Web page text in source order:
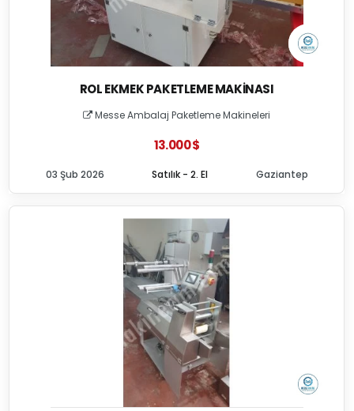
ROL EKMEK PAKETLEME MAKINASI
Messe Ambalaj Paketleme Makineleri
13.000 $
Satılık - 2. El
03 Şub 2026 Gaziantep